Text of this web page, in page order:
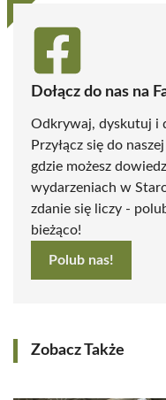
Dołącz do nas na
Odkrywaj, dyskutuj i
Przyłącz się do
gdzie możesz
wydarzeniach w
zdanie się liczy -
bieżąco!
Polub nas!
Zobacz Także